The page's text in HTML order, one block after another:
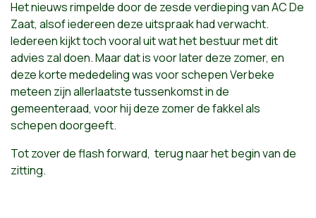
Het nieuws rimpelde door de zesde verdieping van AC De
Zaat, alsof iedereen deze uitspraak had verwacht.
Iedereen kijkt toch vooral uit wat het bestuur met dit
advies zal doen. Maar dat is voor later deze zomer, en
deze korte mededeling was voor schepen Verbeke
meteen zijn allerlaatste tussenkomst in de
gemeenteraad, voor hij deze zomer de fakkel als
schepen doorgeeft.
Tot zover de flash forward, terug naar het begin van de
zitting.